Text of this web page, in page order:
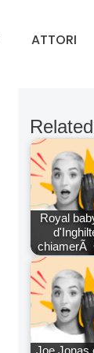
ATTORI
Royal
chiamerÃ